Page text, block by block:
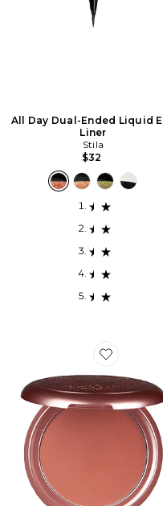
All Day Dual-Ended Liquid
Liner
Stila
$32
Favorite